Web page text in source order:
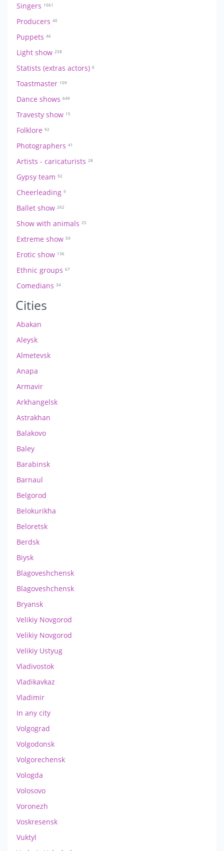
Singers 1061
Producers 40
Puppets 46
Light show 258
Statists (extras actors) 6
Toastmaster 109
Dance shows 649
Travesty show 15
Folklore 92
Photographers 41
Artists - caricaturists 28
Gypsy team 92
Cheerleading 9
Ballet show 262
Show with animals 25
Extreme show 59
Erotic show 136
Ethnic groups 67
Comedians 34
Cities
Abakan
Aleysk
Almetevsk
Anapa
Armavir
Arkhangelsk
Astrakhan
Balakovo
Baley
Barabinsk
Barnaul
Belgorod
Belokurikha
Beloretsk
Berdsk
Biysk
Blagoveshchensk
Blagoveshchensk
Bryansk
Velikiy Novgorod
Velikiy Novgorod
Velikiy Ustyug
Vladivostok
Vladikavkaz
Vladimir
In any city
Volgograd
Volgodonsk
Volgorechensk
Vologda
Volosovo
Voronezh
Voskresensk
Vuktyl